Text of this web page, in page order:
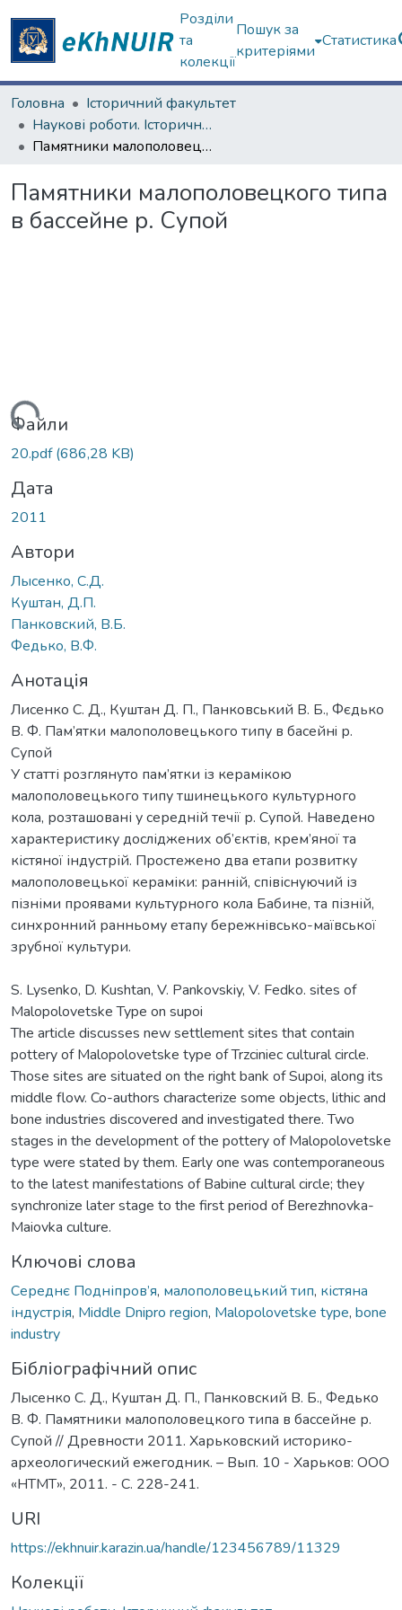
Розділи
та
колекції
Пошук за
критеріями
Статистика
Головна
Історичний факультет
Наукові роботи. Історичний факультет
Памятники малополовецкого типа в бассейне р. Супой
Памятники малополовецкого типа
в бассейне р. Супой
Файли
20.pdf(686,28 KB)
Дата
2011
Автори
Лысенко, С.Д.
Куштан, Д.П.
Панковский, В.Б.
Федько, В.Ф.
Анотація
Лисенко С. Д., Куштан Д. П., Панковський В. Б., Фєдько
В. Ф. Пам’ятки малополовецького типу в басейнi р.
Супой
У статті розглянуто пам’ятки із керамікою
малополовецького типу тшинецького культурного
кола, розташовані у середній течії р. Супой. Наведено
характеристику досліджених об’єктів, крем’яної та
кістяної індустрій. Простежено два етапи розвитку
малополовецької кераміки: ранній, співіснуючий із
пізніми проявами культурного кола Бабине, та пізній,
синхронний ранньому етапу бережнівсько-маївської
зрубної культури.
S. Lysenko, D. Kushtan, V. Pankovskiy, V. Fedko. sites of
Malopolovetske Type on supoi
The article discusses new settlement sites that contain
pottery of Malopolovetske type of Trzciniec cultural circle.
Those sites are situated on the right bank of Supoi, along its
middle flow. Co-authors characterize some objects, lithic and
bone industries discovered and investigated there. Two
stages in the development of the pottery of Malopolovetske
type were stated by them. Early one was contemporaneous
to the latest manifestations of Babine cultural circle; they
synchronize later stage to the first period of Berezhnovka-
Maiovka culture.
Ключові слова
Середнє Подніпров’я, малополовецький тип, кістяна
індустрія, Middle Dnipro region, Malopolovetske type, bone
industry
Бібліографічний опис
Лысенко С. Д., Куштан Д. П., Панковский В. Б., Федько
В. Ф. Памятники малополовецкого типа в бассейне р.
Супой // Древности 2011. Харьковский историко-
археологический ежегодник. – Вып. 10 - Харьков: ООО
«НТМТ», 2011. - C. 228-241.
URI
https://ekhnuir.karazin.ua/handle/123456789/11329
Колекції